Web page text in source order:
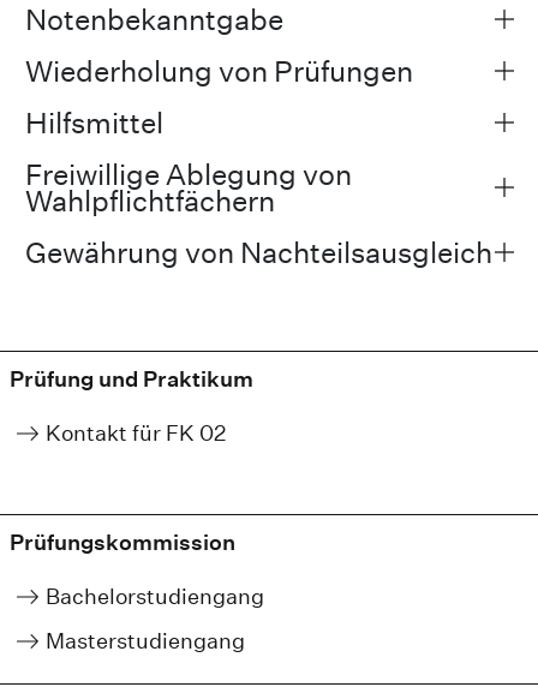
Notenbekanntgabe
Wiederholung von Prüfungen
Hilfsmittel
Freiwillige Ablegung von
Wahlpflichtfächern
Gewährung von Nachteilsausgleich
Prüfung und Praktikum
Kontakt für FK 02
Prüfungskommission
Bachelorstudiengang
Masterstudiengang